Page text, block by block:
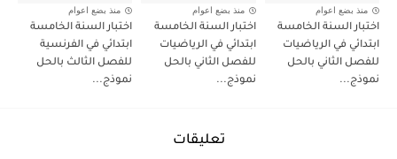
منذ بضع اعوام
اختبار السنة الخامسة
ابتدائي في الرياضيات
للفصل الثاني بالحل
نموذج...
منذ بضع اعوام
اختبار السنة الخامسة
ابتدائي في الرياضيات
للفصل الثاني بالحل
نموذج...
منذ بضع اعوام
اختبار السنة الخامسة
ابتدائي في الفرنسية
للفصل الثالث بالحل
نموذج...
تعليقات